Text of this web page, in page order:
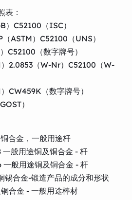
表：
）C52100（ISC）
ASTM）C52100（UNS）
C52100（数字牌号）
2.0853（W-Nr）C52100（W-
CW459K（数字牌号）
）
合金，一般用途杆
般用途铜及铜合金 - 杆
般用途铜及铜合金 - 杆
锡合金-锻造产品的成分和形状
合金 - 一般用途棒材